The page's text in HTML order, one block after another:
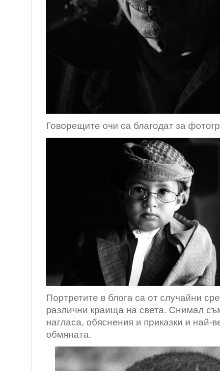
Говорещите очи са благодат за
Портретите в блога са от случайни
различни краища на света. Снимал
нагласа, обяснения и приказки и най-
обмяната.